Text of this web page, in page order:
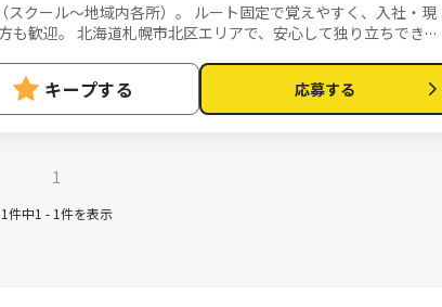
クール～地域内各所）。 ルート固定で覚えやすく、入社・現
歓迎。 北海道札幌市北区エリアで、安心して独り立ちできま
キープする 応募する
1
1件中1 - 1件を表示